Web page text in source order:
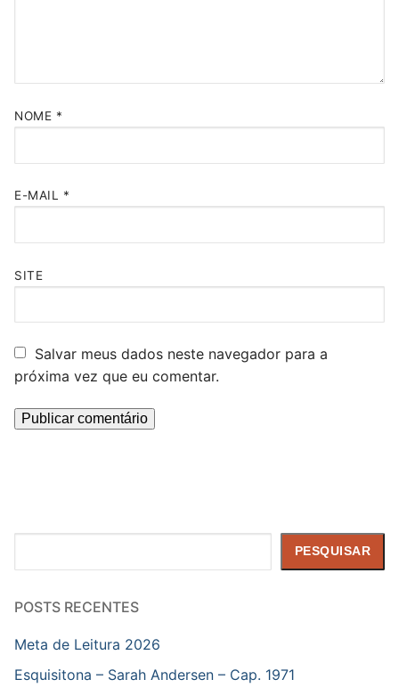
NOME *
E-MAIL *
SITE
Salvar meus dados neste navegador para a
próxima vez que eu comentar.
PESQUISAR
POSTS RECENTES
Meta de Leitura 2026
Esquisitona – Sarah Andersen – Cap. 1971